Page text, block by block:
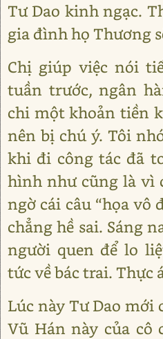
Tư Dao kinh ngạc.
gia đình họ Thương
Chị giúp việc nói
tuần trước, ngân
chi một khoản tiền
nên bị chú ý. Tôi
khi đi công tác đã
hình như cũng là vì
ngờ cái câu “họa vô
chẳng hề sai. Sáng
người quen để lo
tức về bác trai. Thực
Lúc này Tư Dao mới
Vũ Hán này của cô